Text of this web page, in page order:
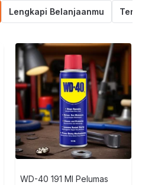
Lengkapi Belanjaanmu
WD-40 191 Ml Pelumas